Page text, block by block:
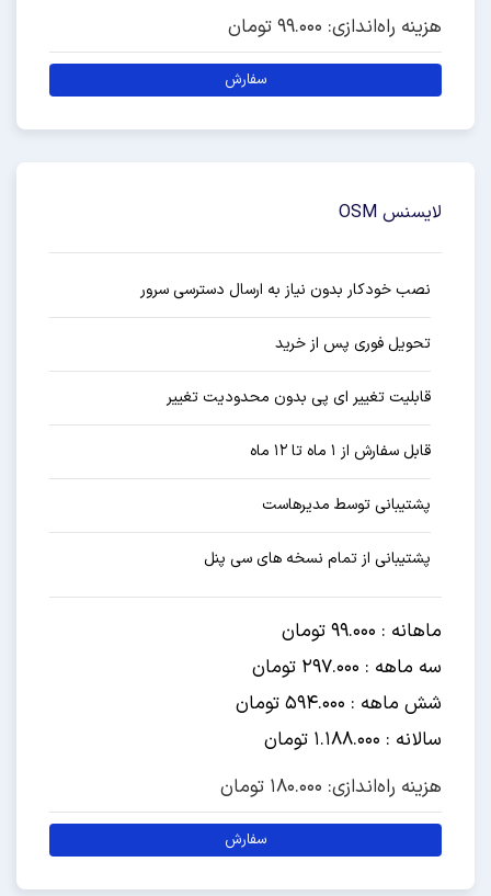
هزینه راه‌اندازی: 99.000 تومان
سفارش
لایسنس OSM
نصب خودکار بدون نیاز به ارسال دسترسی سرور
تحویل فوری پس از خرید
قابلیت تغییر ای پی بدون محدودیت تغییر
قابل سفارش از ۱ ماه تا ۱۲ ماه
پشتیبانی توسط مدیرهاست
پشتیبانی از تمام نسخه های سی پنل
ماهانه : 99.000 تومان
سه ماهه : 297.000 تومان
شش ماهه : 594.000 تومان
سالانه : 1.188.000 تومان
هزینه راه‌اندازی: 180.000 تومان
سفارش